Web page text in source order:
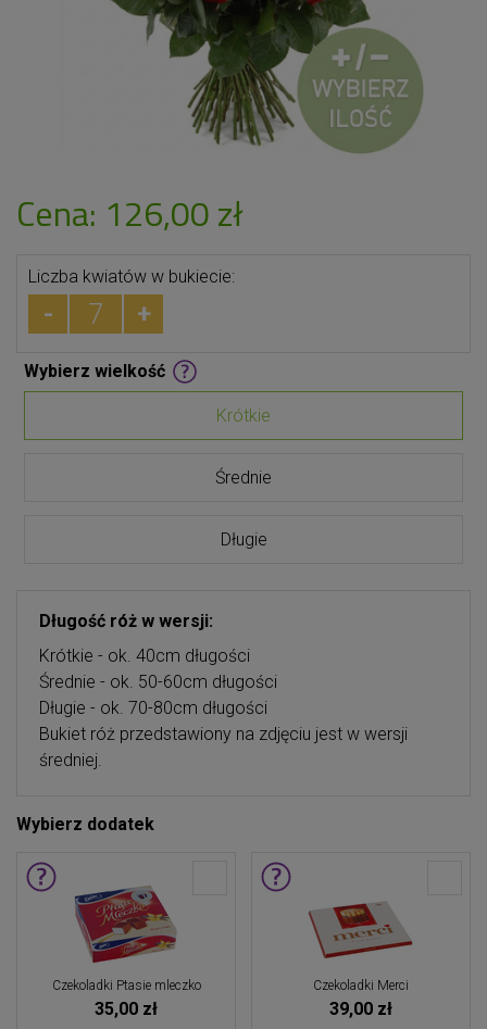
Cena: 126,00 zł
Liczba kwiatów w bukiecie:
- +
Wybierz wielkość
Krótkie
Średnie
Długie
Długość róż w wersji:
Krótkie - ok. 40cm długości
Średnie - ok. 50-60cm długości
Długie - ok. 70-80cm długości
Bukiet róż przedstawiony na zdjęciu jest w wersji
średniej.
Wybierz dodatek
Czekoladki Ptasie mleczko
35,00 zł
Czekoladki Merci
39,00 zł